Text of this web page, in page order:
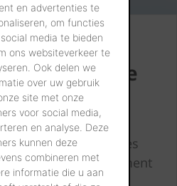
en advertenties te
om functies
media te bieden
ons websiteverkeer te
Ook delen we
over uw gebruik
site met onze
voor social media,
en analyse. Deze
kunnen deze
combineren met
informatie die u aan
de
durable
de tous les thèmes
de développement
2024.